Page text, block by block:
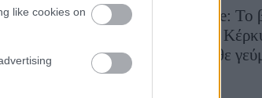
like cookies on
Toula’s Seaside: Το
εστιατόριο της
μετατρέπει κάθε
28 Ιουλίου 2026, 11:05